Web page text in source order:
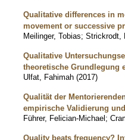
Qualitative differences in
movement or successive
Meilinger, Tobias; Strickrodt,
Qualitative
theoretische Grundlegung
Ulfat, Fahimah (2017)
Qualität der
empirische Validierung
Führer, Felician-Michael;
Quality beats frequency?